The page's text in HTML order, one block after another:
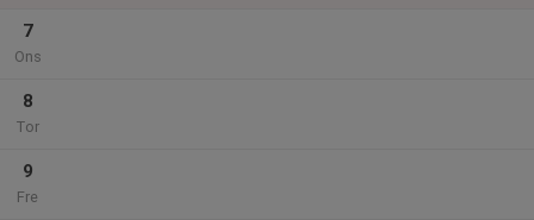
7
Ons
8
Tor
9
Fre